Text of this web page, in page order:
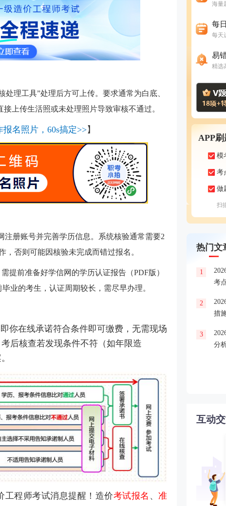
理工具”处理后方可上传。要求通常为白底、
上传生活照或未处理照片导致审核不通过。
名照片，60s搞定>>】
注册账号并完善学历信息。系统核验通常需要2
，否则可能因核验未完成而错过报名。
提前准备好学信网的学历认证报告（PDF版）
业的考生，认证周期较长，需尽早办理。
你在线承诺符合条件即可缴费，无需现场
后核查若发现条件不符（如年限造
工程师考试消息提醒！造价考试报名 、 准
海量
每
每天
易
精选
APP
模
考
做
扫
热门文
1
考
2
措
3
分
互动